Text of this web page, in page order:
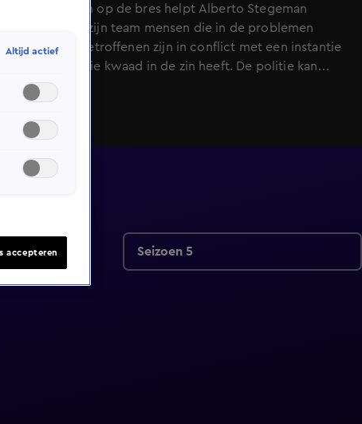
In Stegeman op de bres helpt Alberto Stegeman
samen met zijn team mensen die in de problemen
zitten. De getroffenen zijn in conflict met een instantie
of iemand die kwaad in de zin heeft. De politie kan
deze mensen, om wat voor reden dan ook, niet direct
helpen. Bij alle gevallen is er sprake van onrecht en de
problemen hebben dan ook een enorme impact op
het leven van de gedupeerden. De slachtoffers zijn ten
einde raad en hebben dringend hulp nodig. Alberto
springt voor deze mensen op de bres. Alberto
deze wordt niet op tijd geleverd. Daardoor dreigt het
gezin dakloos te worden en dat juist op het moment
Seizoen 5
Altijd actief
accepteren